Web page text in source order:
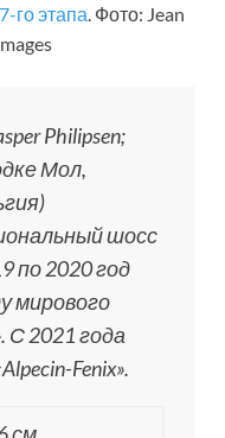
го этапа . Фото: Jean
Philipsen;
Мол,
шосс
по 2020 год
мирового
С 2021 года
Fenix».